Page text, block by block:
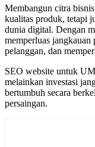
Membangun citra
kualitas produk, tetapi
dunia digital. Dengan
memperluas jangkauan
pelanggan, dan
SEO website untuk
melainkan investasi
bertumbuh secara
persaingan.